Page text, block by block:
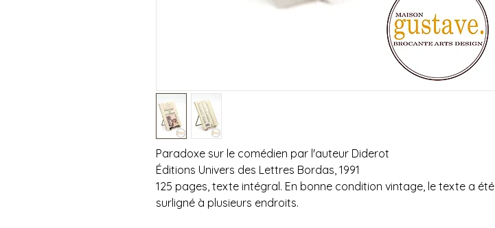
Paradoxe sur le comédien par l'auteur Diderot
Éditions Univers des Lettres Bordas, 1991
125 pages, texte intégral. En bonne condition vintage, le texte a été
surligné à plusieurs endroits.